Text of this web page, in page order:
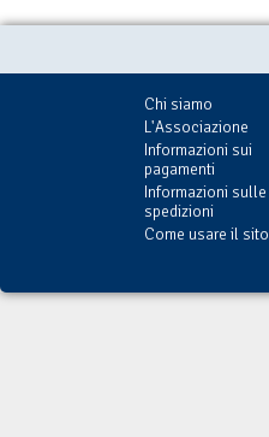
Chi siamo
L'Associazione
Informazioni sui
pagamenti
Informazioni sulle
spedizioni
Come usare il sito